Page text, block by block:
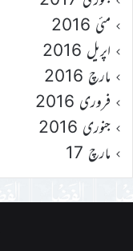
مئی 2016
اپریل 2016
مارچ 2016
فروری 2016
جنوری 2016
مارچ 17